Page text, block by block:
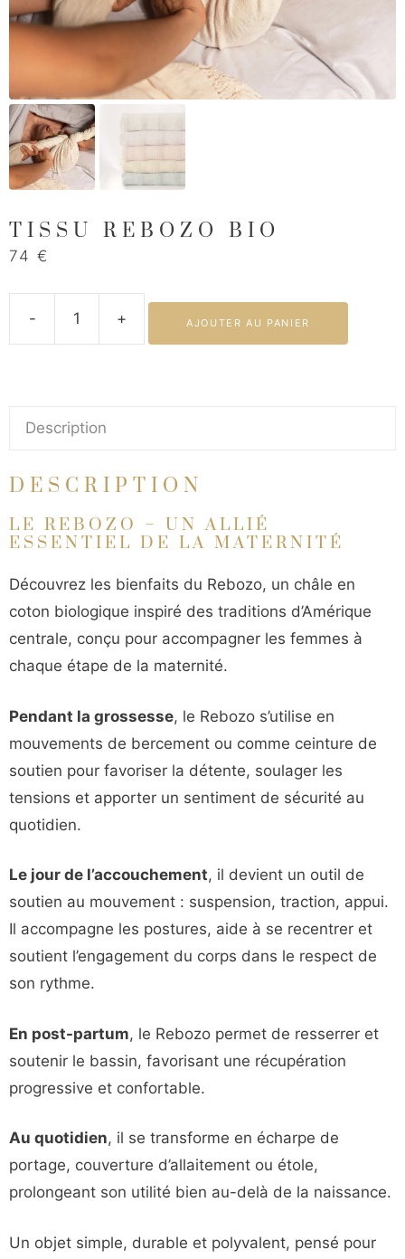
TISSU REBOZO BIO
74 €
-
quantité
+ AJOUTER AU PANIER
Description
DESCRIPTION
LE REBOZO – UN ALLIÉ
ESSENTIEL DE LA MATERNITÉ
Découvrez les bienfaits du Rebozo, un châle en
coton biologique inspiré des traditions d’Amérique
centrale, conçu pour accompagner les femmes à
chaque étape de la maternité.
Pendant la grossesse, le Rebozo s’utilise en
mouvements de bercement ou comme ceinture de
soutien pour favoriser la détente, soulager les
tensions et apporter un sentiment de sécurité au
quotidien.
Le jour de l’accouchement, il devient un outil de
soutien au mouvement : suspension, traction, appui.
Il accompagne les postures, aide à se recentrer et
soutient l’engagement du corps dans le respect de
son rythme.
En post-partum, le Rebozo permet de resserrer et
soutenir le bassin, favorisant une récupération
progressive et confortable.
Au quotidien, il se transforme en écharpe de
portage, couverture d’allaitement ou étole,
prolongeant son utilité bien au-delà de la naissance.
Un objet simple, durable et polyvalent, pensé pour